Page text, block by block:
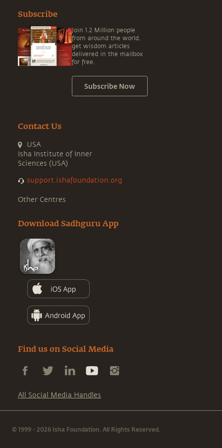
Subscribe
Join 1.2 Million people
from around the world,
get wisdom articles
delivered in the mailbox
for free.
Subscribe Now
Contact Us
USA
Isha Institute of Inner
Sciences (USA)
support.ishafoundation.org
Other Centres
Download Sadhguru App
Find us on Social Media
All Social Media Handles
© 1999 - 2026 Isha Foundation. All Rights Reserved.